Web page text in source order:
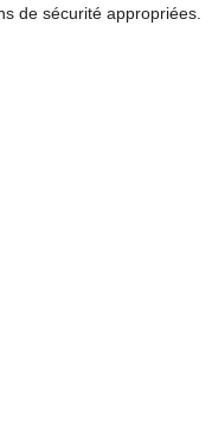
de sécurité appropriées.